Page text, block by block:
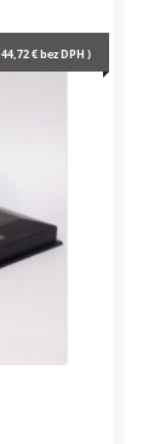
44,72€bez DPH )